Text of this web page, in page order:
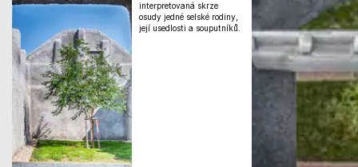
interpretovaná skrze
osudy jedné selské rodiny,
její usedlosti a souputníků.